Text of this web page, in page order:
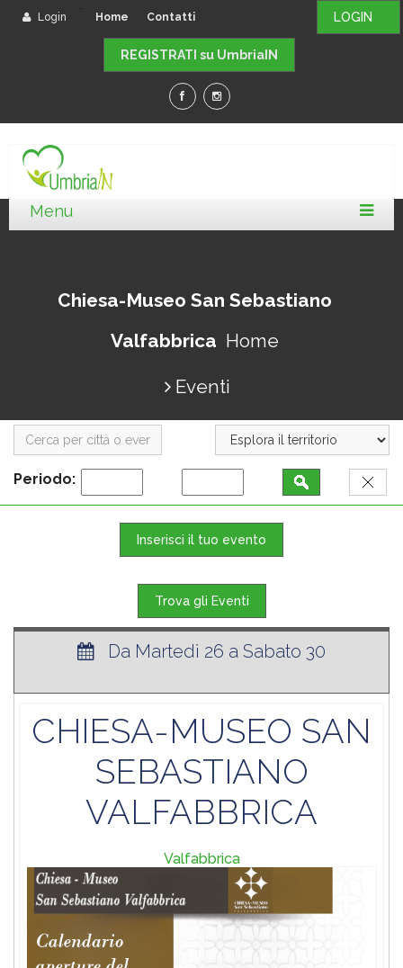
LOGIN
Login Home Contatti
REGISTRATI su UmbriaIN
Chiesa-Museo San Sebastiano
Valfabbrica Home
Eventi
Periodo:
Inserisci il tuo evento
Trova gli Eventi
Da Martedì 26 a Sabato 30
CHIESA-MUSEO SAN
SEBASTIANO
VALFABBRICA
Valfabbrica